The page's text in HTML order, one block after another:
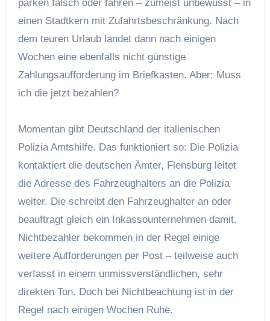
parken falsch oder fahren – zumeist unbewusst – in
einen Stadtkern mit Zufahrtsbeschränkung. Nach
dem teuren Urlaub landet dann nach einigen
Wochen eine ebenfalls nicht günstige
Zahlungsaufforderung im Briefkasten. Aber: Muss
ich die jetzt bezahlen?
Momentan gibt Deutschland der italienischen
Polizia Amtshilfe. Das funktioniert so: Die Polizia
kontaktiert die deutschen Ämter, Flensburg leitet
die Adresse des Fahrzeughalters an die Polizia
weiter. Die schreibt den Fahrzeughalter an oder
beauftragt gleich ein Inkassounternehmen damit.
Nichtbezahler bekommen in der Regel einige
weitere Aufforderungen per Post – teilweise auch
verfasst in einem unmissverständlichen, sehr
direkten Ton. Doch bei Nichtbeachtung ist in der
Regel nach einigen Wochen Ruhe.